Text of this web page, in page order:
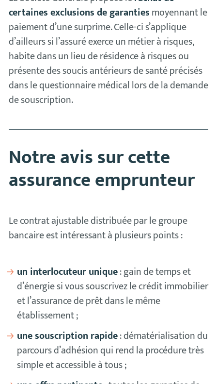
certaines exclusions de garantiesmoyennant le
paiement d’une surprime. Celle-ci s’applique
d’ailleurs si l’assuré exerce un métier à risques,
habite dans un lieu de résidence à risques ou
présente des soucis antérieurs de santé précisés
dans le questionnaire médical lors de la demande
de souscription.
Notre avis sur cette
assurance emprunteur
Le contrat ajustable distribuée par le groupe
bancaire est intéressant à plusieurs points :
un interlocuteur unique: gain de temps et
d’énergie si vous souscrivez le crédit immobilier
et l’assurance de prêt dans le même
établissement ;
une souscription rapide: dématérialisation du
parcours d’adhésion qui rend la procédure très
simple et accessible à tous ;